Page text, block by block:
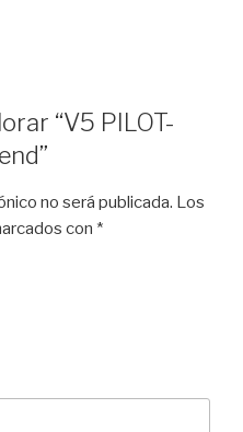
“V5 PILOT-
no será publicada. Los
con *